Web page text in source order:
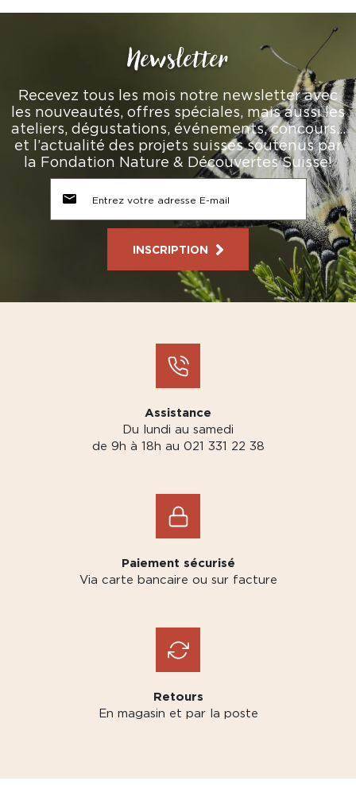
Newsletter
Recevez tous les mois notre newsletter avec
les nouveautés, offres spéciales, mais aussi les
ateliers, dégustations, événements, concours…
et l’actualité des projets suisses soutenus par
la Fondation Nature & Découvertes Suisse!
INSCRIPTION
Assistance
Du lundi au samedi
de 9h à 18h au 021 331 22 38
Paiement sécurisé
Via carte bancaire ou sur facture
Retours
En magasin et par la poste